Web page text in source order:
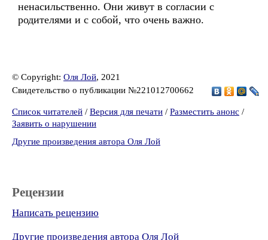
ненасильственно. Они живут в согласии с
родителями и с собой, что очень важно.
© Copyright: Оля Лой, 2021
Свидетельство о публикации №221012700662
Список читателей / Версия для печати / Разместить анонс /
Заявить о нарушении
Другие произведения автора Оля Лой
Рецензии
Написать рецензию
Другие произведения автора Оля Лой